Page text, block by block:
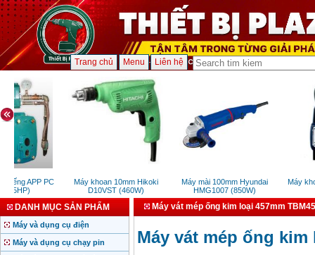
Trang chủ Menu Liên hệ
APP PC
Máy khoan 10mm Hikoki
D10VST (460W)
Máy mài 100mm Hyundai
HMG1007 (850W)
Máy
DANH MỤC SẢN PHẨM
Máy và dụng cụ điện
Máy và dụng cụ chạy pin
Máy vát mép ống kim loại 457mm
Máy vát mép ống kim